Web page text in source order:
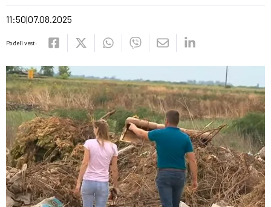
11:50 07.08.2025
Podeli vest: